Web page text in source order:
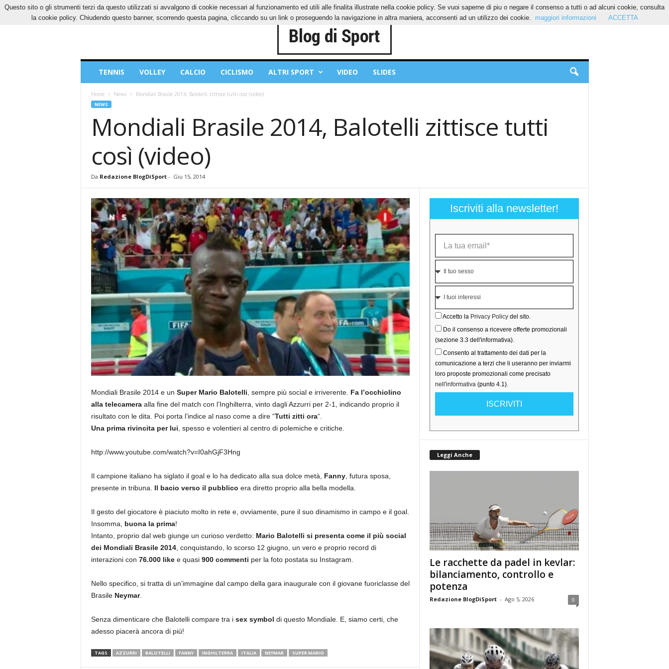
GIOVEDÌ, 6 AGOSTO 2026 CONTATTI COOKIES PRIVACY POLICY
Sport
TENNIS VOLLEY CALCIO CICLISMO ALTRI SPORT VIDEO SLIDES
Home News Mondiali Brasile 2014, Balotelli zittisce tutti così (video)
NEWS
Mondiali Brasile 2014, Balotelli zittisce tutti
così (video)
Da Redazione BlogDiSport- Giu 15, 2014
Mondiali Brasile 2014 e un Super Mario Balotelli , sempre più social e irriverente. Fa l’occhiolino
alla telecameraalla fine del match con l’Inghilterra, vinto dagli Azzurri per 2-1, indicando proprio il
risultato con le dita. Poi porta l’indice al naso come a dire “Tutti zitti ora“.
Una prima rivincita per lui , spesso e volentieri al centro di polemiche e critiche.
http://www.youtube.com/watch?v=I0ahGjF3Hng
Il campione italiano ha siglato il goal e lo ha dedicato alla sua dolce metà, Fanny, futura sposa,
presente in tribuna. Il bacio verso il pubblico era diretto proprio alla bella modella.
Il gesto del giocatore è piaciuto molto in rete e, ovviamente, pure il suo dinamismo in campo e il goal.
Insomma, buona la prima!
Intanto, proprio dal web giunge un curioso verdetto: Mario Balotelli si presenta come il più social
dei Mondiali Brasile 2014, conquistando, lo scorso 12 giugno, un vero e proprio record di
interazioni con 76.000 likee quasi 900 commenti per la foto postata su Instagram.
Nello specifico, si tratta di un’immagine dal campo della gara inaugurale con il giovane fuoriclasse del
Brasile Neymar.
Senza dimenticare che Balotelli compare tra i sex symbol di questo Mondiale. E, siamo certi, che
adesso piacerà ancora di più!
TAGS AZZURRI BALOTELLI FANNY INGHILTERRA ITALIA NEYMAR SUPER MARIO
Iscriviti alla newsletter!
Accetto la Privacy Policydel sito.
Do il consenso a ricevere offerte promozionali
(sezione 3.3 dell'informativa).
Consento al trattamento dei dati per la
comunicazione a terzi che li useranno per inviarmi
loro proposte promozionali come precisato
nell'informativa(punto 4.1).
ISCRIVITI
Leggi Anche
Le racchette da padel in kevlar:
bilanciamento, controllo e
potenza
Redazione BlogDiSport - Ago 5, 2026 0
Questo sito o gli strumenti terzi da questo utilizzati si avvalgono di cookie necessari al funzionamento ed utili alle finalita illustrate nella cookie policy. Se vuoi saperne di piu o negare il consenso a tutti o ad alcuni cookie, consulta
la cookie policy. Chiudendo questo banner, scorrendo questa pagina, cliccando su un link o proseguendo la navigazione in altra maniera, acconsenti ad un utilizzo dei cookie.
maggiori informazioni ACCETTA